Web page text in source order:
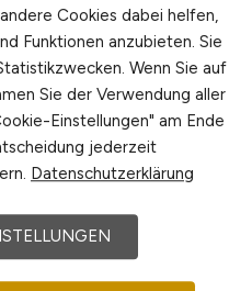
w/d)
Cookies dabei helfen,
Funktionen anzubieten. Sie
Wenn Sie auf
Sie der Verwendung aller
Einstellungen" am Ende
jederzeit
Datenschutzerklärung